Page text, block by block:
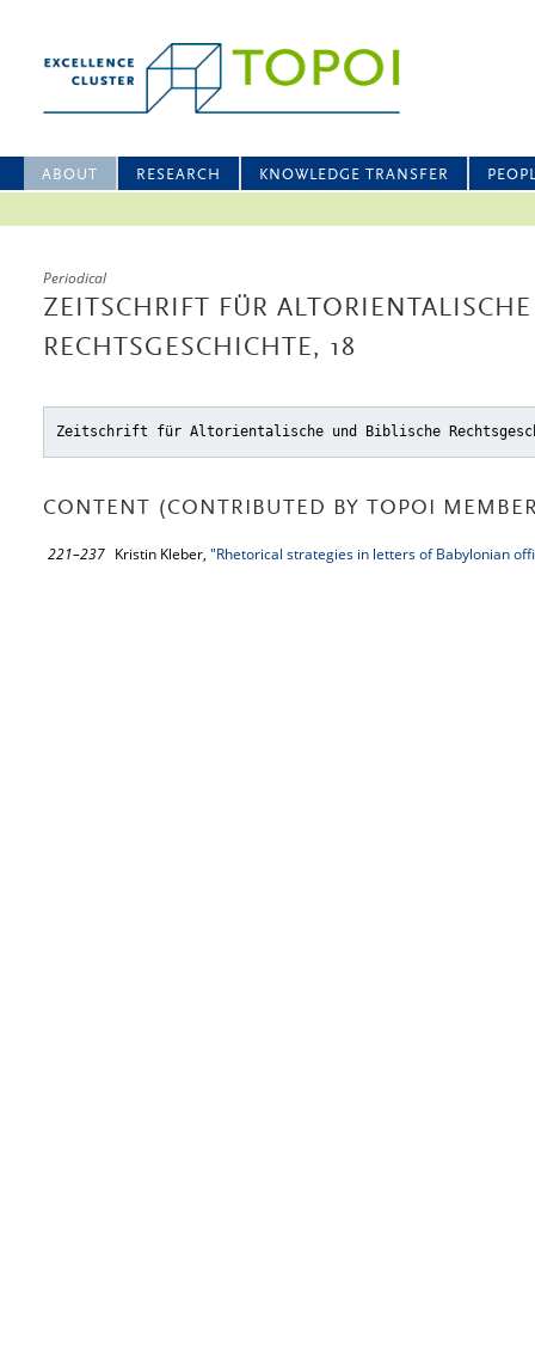
ABOUT RESEARCH KNOWLEDGE TRANSFER
Periodical
ZEITSCHRIFT FÜR
RECHTSGESCHICHTE, 18
Zeitschrift für Altorientalische und Biblische
CONTENT (CONTRIBUTED BY TOPOI
221–237 Kristin Kleber, "Rhetorical strategies in letters of Babylonian